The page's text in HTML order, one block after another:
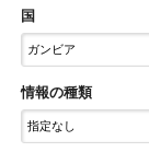
国
情報の種類